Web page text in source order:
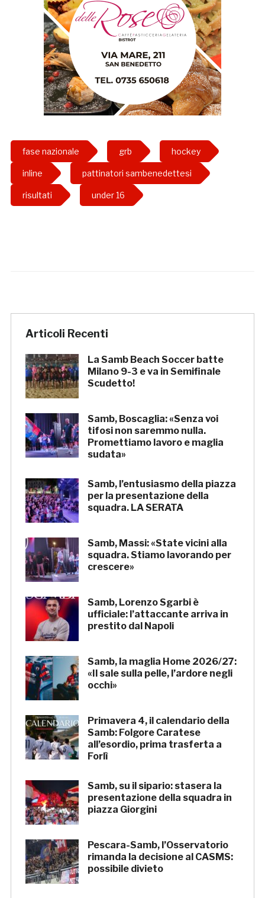
fase nazionale grb hockey
inline pattinatori sambenedettesi
risultati under 16
Articoli Recenti
La Samb Beach Soccer batte
Milano 9-3 e va in Semifinale
Scudetto!
Samb, Boscaglia: «Senza voi
tifosi non saremmo nulla.
Promettiamo lavoro e maglia
sudata»
Samb, l’entusiasmo della piazza
per la presentazione della
squadra. LA SERATA
Samb, Massi: «State vicini alla
squadra. Stiamo lavorando per
crescere»
Samb, Lorenzo Sgarbi è
ufficiale: l’attaccante arriva in
prestito dal Napoli
Samb, la maglia Home 2026/27:
«Il sale sulla pelle, l’ardore negli
occhi»
Primavera 4, il calendario della
Samb: Folgore Caratese
all’esordio, prima trasferta a
Forlì
Samb, su il sipario: stasera la
presentazione della squadra in
piazza Giorgini
Pescara-Samb, l’Osservatorio
rimanda la decisione al CASMS:
possibile divieto